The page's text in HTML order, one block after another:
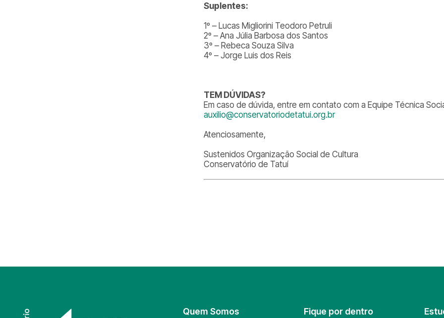
Suplentes:
1º – Lucas Migliorini Teodoro Petruli
2º – Ana Júlia Barbosa dos Santos
3º – Rebeca Souza Silva
4º – Jorge Luis dos Reis
TEM DÚVIDAS?
Em caso de dúvida, entre em contato com a Equipe Técnica
auxilio@conservatoriodetatui.org.br
Atenciosamente,
Sustenidos Organização Social de Cultura
Conservatório de Tatuí
Quem Somos Fique por dentro